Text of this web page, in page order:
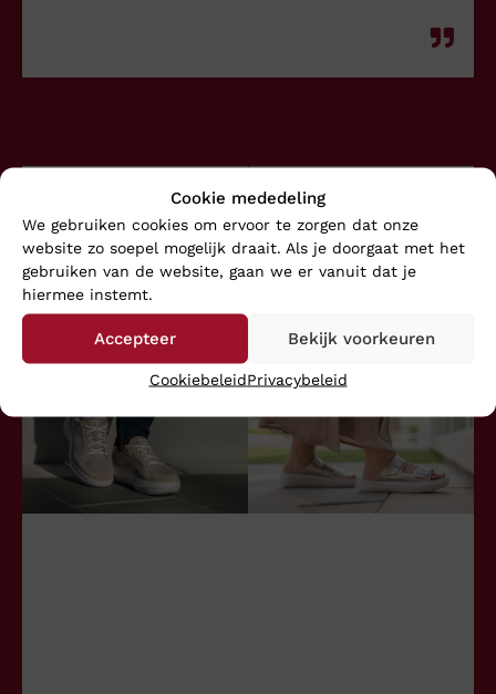
Cookie mededeling
We gebruiken cookies om ervoor te zorgen dat onze
website zo soepel mogelijk draait. Als je doorgaat met het
gebruiken van de website, gaan we er vanuit dat je
hiermee instemt.
Accepteer Bekijk voorkeuren
CookiebeleidPrivacybeleid